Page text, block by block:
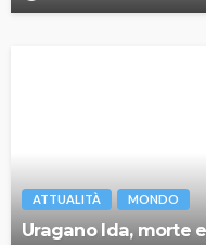
ATTUALITÀ MONDO
Uragano Ida, morte